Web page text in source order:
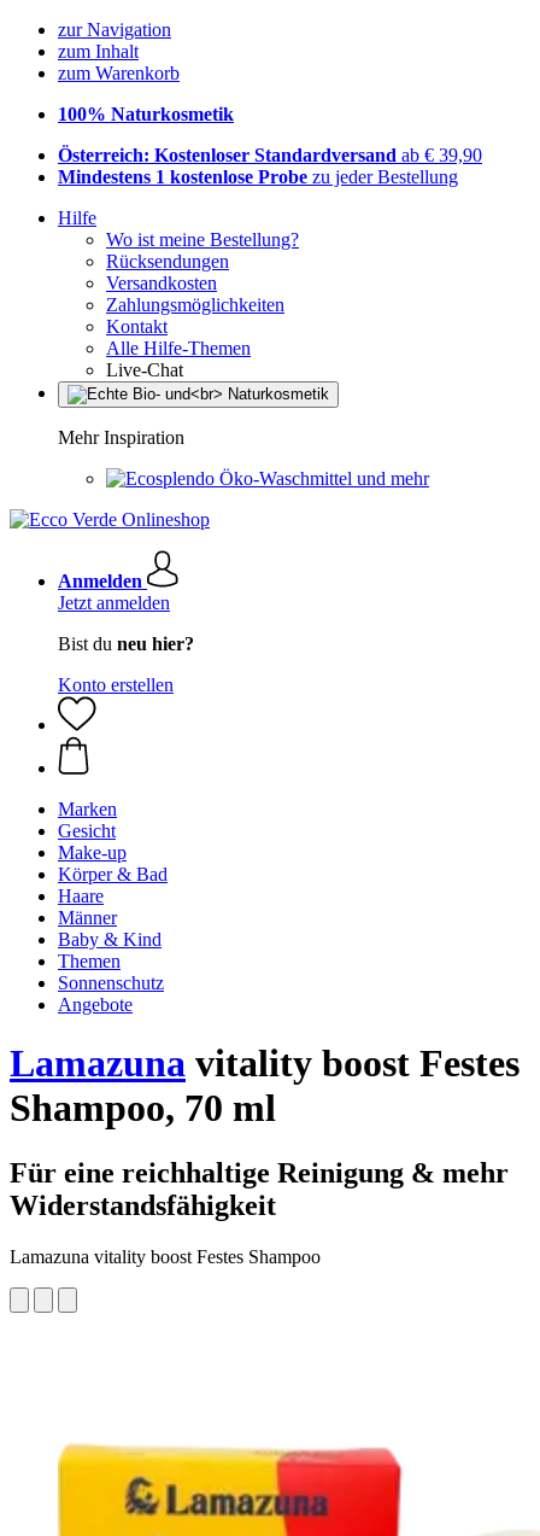
zur Navigation
zum Inhalt
zum Warenkorb
100% Naturkosmetik
Österreich: Kostenloser Standardversand ab € 39,90
Mindestens 1 kostenlose Probe zu jeder Bestellung
Hilfe
Wo ist meine Bestellung?
Rücksendungen
Versandkosten
Zahlungsmöglichkeiten
Kontakt
Alle Hilfe-Themen
Live-Chat
Mehr Inspiration
Öko-Waschmittel und mehr
Anmelden
Jetzt anmelden
Bist du neu hier?
Konto erstellen
Marken
Gesicht
Make-up
Körper & Bad
Haare
Männer
Baby & Kind
Themen
Sonnenschutz
Angebote
Lamazuna vitality boost Festes
Shampoo, 70 ml
Für eine reichhaltige Reinigung & mehr
Widerstandsfähigkeit
Lamazuna vitality boost Festes Shampoo